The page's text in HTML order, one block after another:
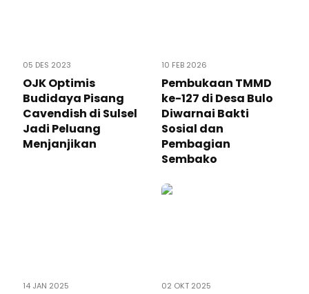
05 DES 2023
OJK Optimis
Budidaya Pisang
Cavendish di Sulsel
Jadi Peluang
Menjanjikan
10 FEB 2026
Pembukaan TMMD
ke-127 di Desa Bulo
Diwarnai Bakti
Sosial dan
Pembagian
Sembako
14 JAN 2025 02 OKT 2025